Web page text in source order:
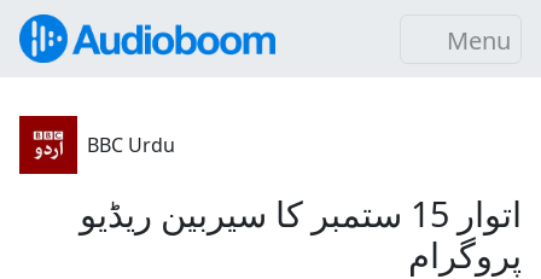
Menu
BBC Urdu
اتوار 15 ستمبر کا سیربین ریڈیو
پروگرام